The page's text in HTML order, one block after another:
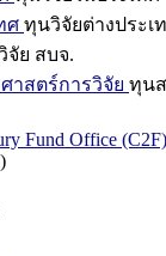
ศ ทุนวิจัยต่างประเ
จัย สบจ.
สตร์การวิจัย ทุน
Fund Office (C2F)